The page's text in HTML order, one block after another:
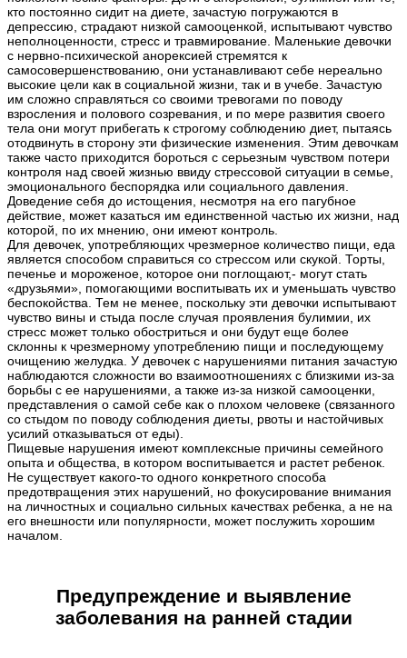
кто постоянно сидит на диете, зачастую погружаются в
депрессию, страдают низкой самооценкой, испытывают чувство
неполноценности, стресс и травмирование. Маленькие девочки
с нервно-психической анорексией стремятся к
самосовершенствованию, они устанавливают себе нереально
высокие цели как в социальной жизни, так и в учебе. Зачастую
им сложно справляться со своими тревогами по поводу
взросления и полового созревания, и по мере развития своего
тела они могут прибегать к строгому соблюдению диет, пытаясь
отодвинуть в сторону эти физические изменения. Этим девочкам
также часто приходится бороться с серьезным чувством потери
контроля над своей жизнью ввиду стрессовой ситуации в семье,
эмоционального беспорядка или социального давления.
Доведение себя до истощения, несмотря на его пагубное
действие, может казаться им единственной частью их жизни, над
которой, по их мнению, они имеют контроль.
Для девочек, употребляющих чрезмерное количество пищи, еда
является способом справиться со стрессом или скукой. Торты,
печенье и мороженое, которое они поглощают,- могут стать
«друзьями», помогающими воспитывать их и уменьшать чувство
беспокойства. Тем не менее, поскольку эти девочки испытывают
чувство вины и стыда после случая проявления булимии, их
стресс может только обостриться и они будут еще более
склонны к чрезмерному употреблению пищи и последующему
очищению желудка. У девочек с нарушениями питания зачастую
наблюдаются сложности во взаимоотношениях с близкими из-за
борьбы с ее нарушениями, а также из-за низкой самооценки,
представления о самой себе как о плохом человеке (связанного
со стыдом по поводу соблюдения диеты, рвоты и настойчивых
усилий отказываться от еды).
Пищевые нарушения имеют комплексные причины семейного
опыта и общества, в котором воспитывается и растет ребенок.
Не существует какого-то одного конкретного способа
предотвращения этих нарушений, но фокусирование внимания
на личностных и социально сильных качествах ребенка, а не на
его внешности или популярности, может послужить хорошим
началом.
Предупреждение и выявление
заболевания на ранней стадии